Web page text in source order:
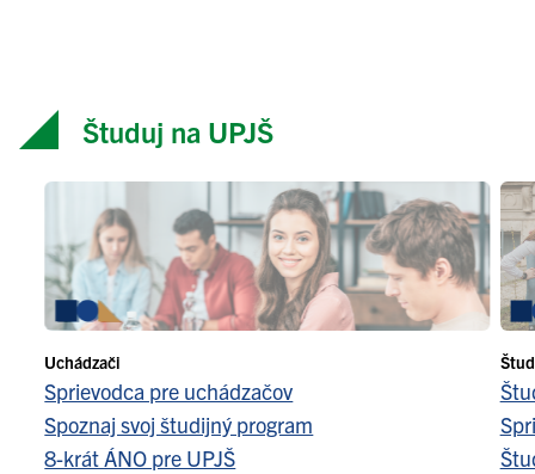
Študuj na UPJŠ
Uchádzači
Sprievodca pre uchádzačov
Spoznaj svoj študijný program
8-krát ÁNO pre UPJŠ